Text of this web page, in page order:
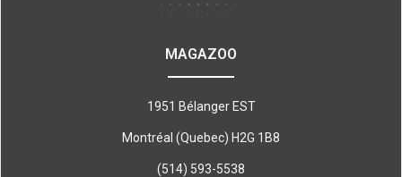
MAGAZOO
1951 Bélanger EST
Montréal (Quebec) H2G 1B8
(514) 593-5538